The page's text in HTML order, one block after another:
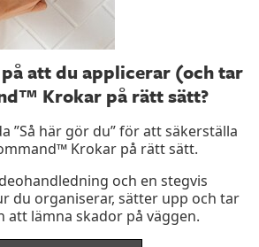
att du applicerar (och tar
Krokar på rätt sätt?
”Så här gör du” för att säkerställa
Krokar på rätt sätt.
och en stegvis
du organiserar, sätter upp och tar
lämna skador på väggen.